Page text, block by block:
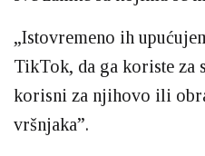
„Istovremeno ih
TikTok, da ga koriste za
korisni za njihovo ili
vršnjaka”.